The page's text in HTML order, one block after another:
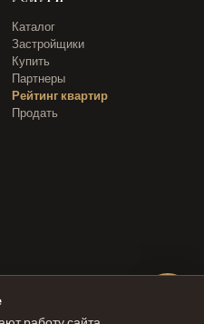
Каталог
Застройщики
Купить
Партнеры
Рейтинг квартир
Продать